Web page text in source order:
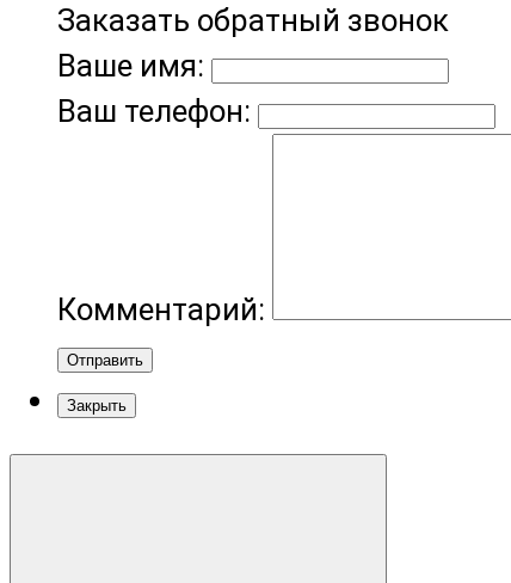
Заказать обратный звонок
Ваше имя:
Ваш телефон:
Комментарий:
Отправить
Закрыть